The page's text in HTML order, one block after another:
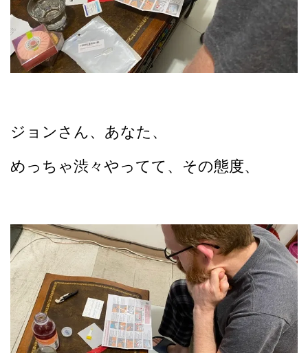
ジョンさん、あなた、
めっちゃ渋々やってて、その態度、